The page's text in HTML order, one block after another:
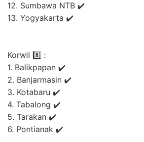
12. Sumbawa NTB ✔️
13. Yogyakarta ✔️
Korwil 8️⃣ :
1. Balikpapan ✔️
2. Banjarmasin ✔️
3. Kotabaru ✔️
4. Tabalong ✔️
5. Tarakan ✔️
6. Pontianak ✔️